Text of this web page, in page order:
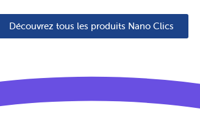
Découvrez tous les produits Nano Clics